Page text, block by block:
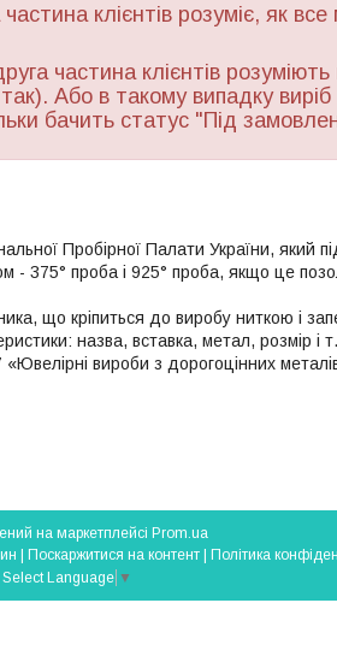
клієнтів розуміє, як
частина клієнтів
Або в такому випадку
бачить статус "Під
Пробірної Палати України, який
- 375° проба і 925° проба, якщо це
що кріпиться до виробу ниткою і
назва, вставка, метал, розмір і
вироби з дорогоцінних
на маркетплейсі Prom.ua
Silverlavka - ювелірний інтернет магазин | Поскаржитися на контент | Політика
Select Language ▼